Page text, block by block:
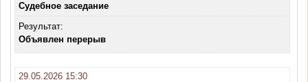
Судебное заседание
Результат:
Объявлен перерыв
29.05.2026 15:30